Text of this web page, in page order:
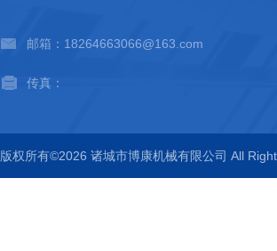
邮箱：18264663066@163.com
传真：
版权所有©2026 诸城市博康机械有限公司 All